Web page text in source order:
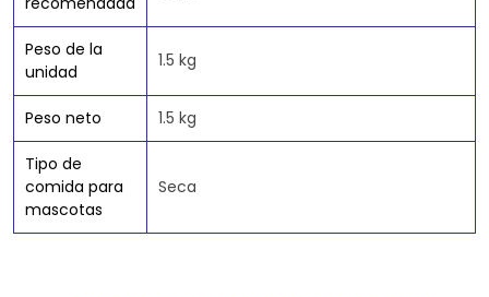
Peso de la
unidad
1.5 kg
Peso neto 1.5 kg
Tipo de
comida para
mascotas
Seca